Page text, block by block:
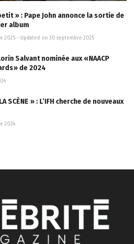
» : Pape John annonce la sortie de
album
2025 - Updated on 30 septembre 2025
Salvant nominée aux «NAACP
de 2024
SCÈNE » : L’IFH cherche de nouveaux
2024